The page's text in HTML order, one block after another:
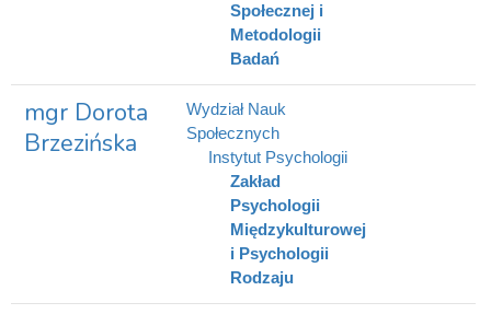
Społecznej i
Metodologii
Badań
mgr Dorota
Brzezińska
Wydział Nauk
Społecznych
Instytut Psychologii
Zakład
Psychologii
Międzykulturowej
i Psychologii
Rodzaju